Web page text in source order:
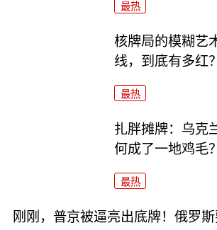
最热
核牌局的模糊艺
线，到底有多红？
最热
扎胖摊牌：乌克
何成了一地鸡毛？
最热
刚刚，普京被逼亮出底牌！俄罗斯